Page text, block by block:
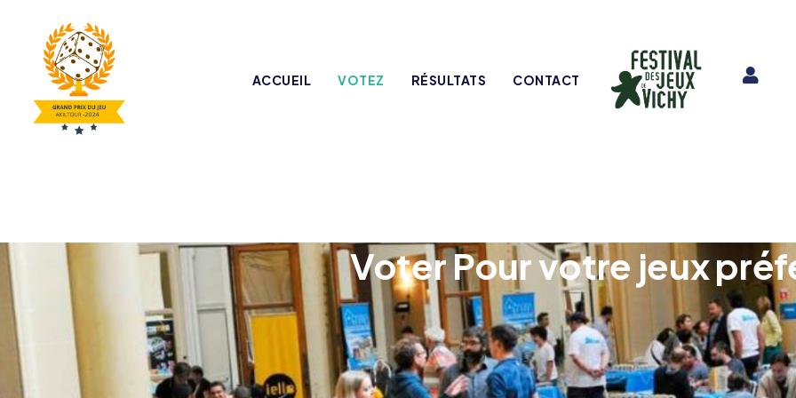
ACCUEIL VOTEZ RÉSULTATS CONTACT
Voter Pour votre jeux